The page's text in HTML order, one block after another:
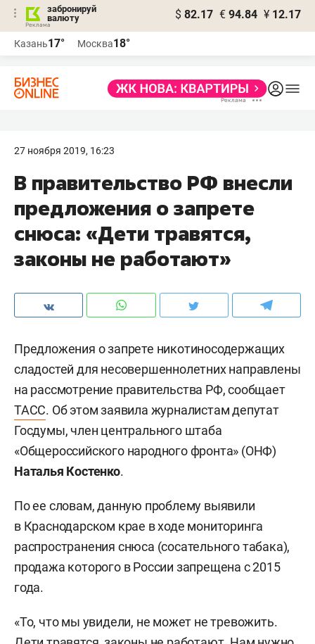
забронируй
валюту
$ 82.17 € 94.84 ¥ 12.17
Казань17° Москва18°
27 ноября 2019, 16:23
В правительство РФ внесли
предложения о запрете
снюса: «Дети травятся,
законы не работают»
Предложения о запрете никотиносодержащих
сладостей для несовершеннолетних направлены
на рассмотрение правительства РФ, сообщает
ТАСС. Об этом заявила журналистам депутат
Госдумы, член центрального штаба
«Общероссийского народного фронта» (ОНФ)
Наталья Костенко.
По ее словам, данную проблему выявили
в Краснодарском крае в ходе мониторинга
распространения снюса (сосательного табака),
продажа которого в России запрещена с 2015
года.
«То, что мы увидели, не может не тревожить.